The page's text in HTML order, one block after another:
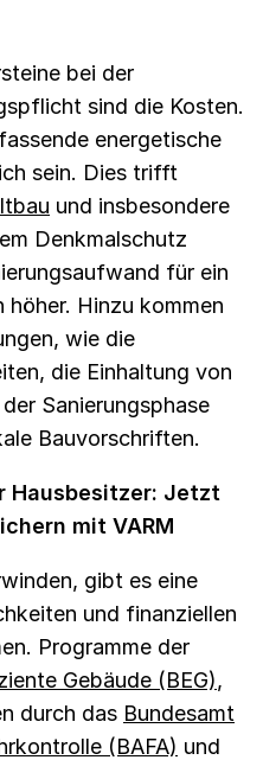
bei der
sind die Kosten.
energetische
sein. Dies trifft
und insbesondere
Denkmalschutz
für ein
Hinzu kommen
wie die
die Einhaltung von
Sanierungsphase
Bauvorschriften.
Hausbesitzer: Jetzt
mit VARM
gibt es eine
und finanziellen
Programme der
Gebäude (BEG),
durch das Bundesamt
(BAFA) und